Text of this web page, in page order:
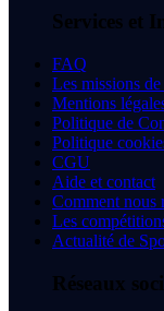
Services et
FAQ
Les missions
Mentions
Politique de
Politique
CGU
Aide et contact
Comment nous
Les
Actualité de
Réseaux